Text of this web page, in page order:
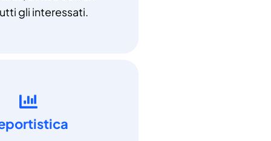
gli interessati.